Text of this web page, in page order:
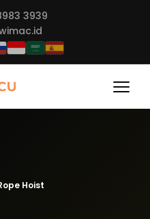
3939
Hoist